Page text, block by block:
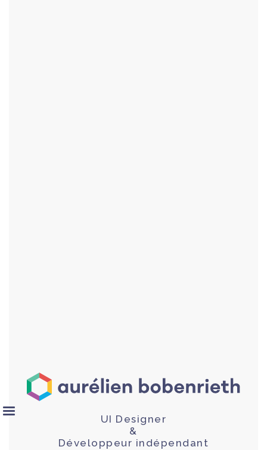
UI Designer
&
Développeur indépendant